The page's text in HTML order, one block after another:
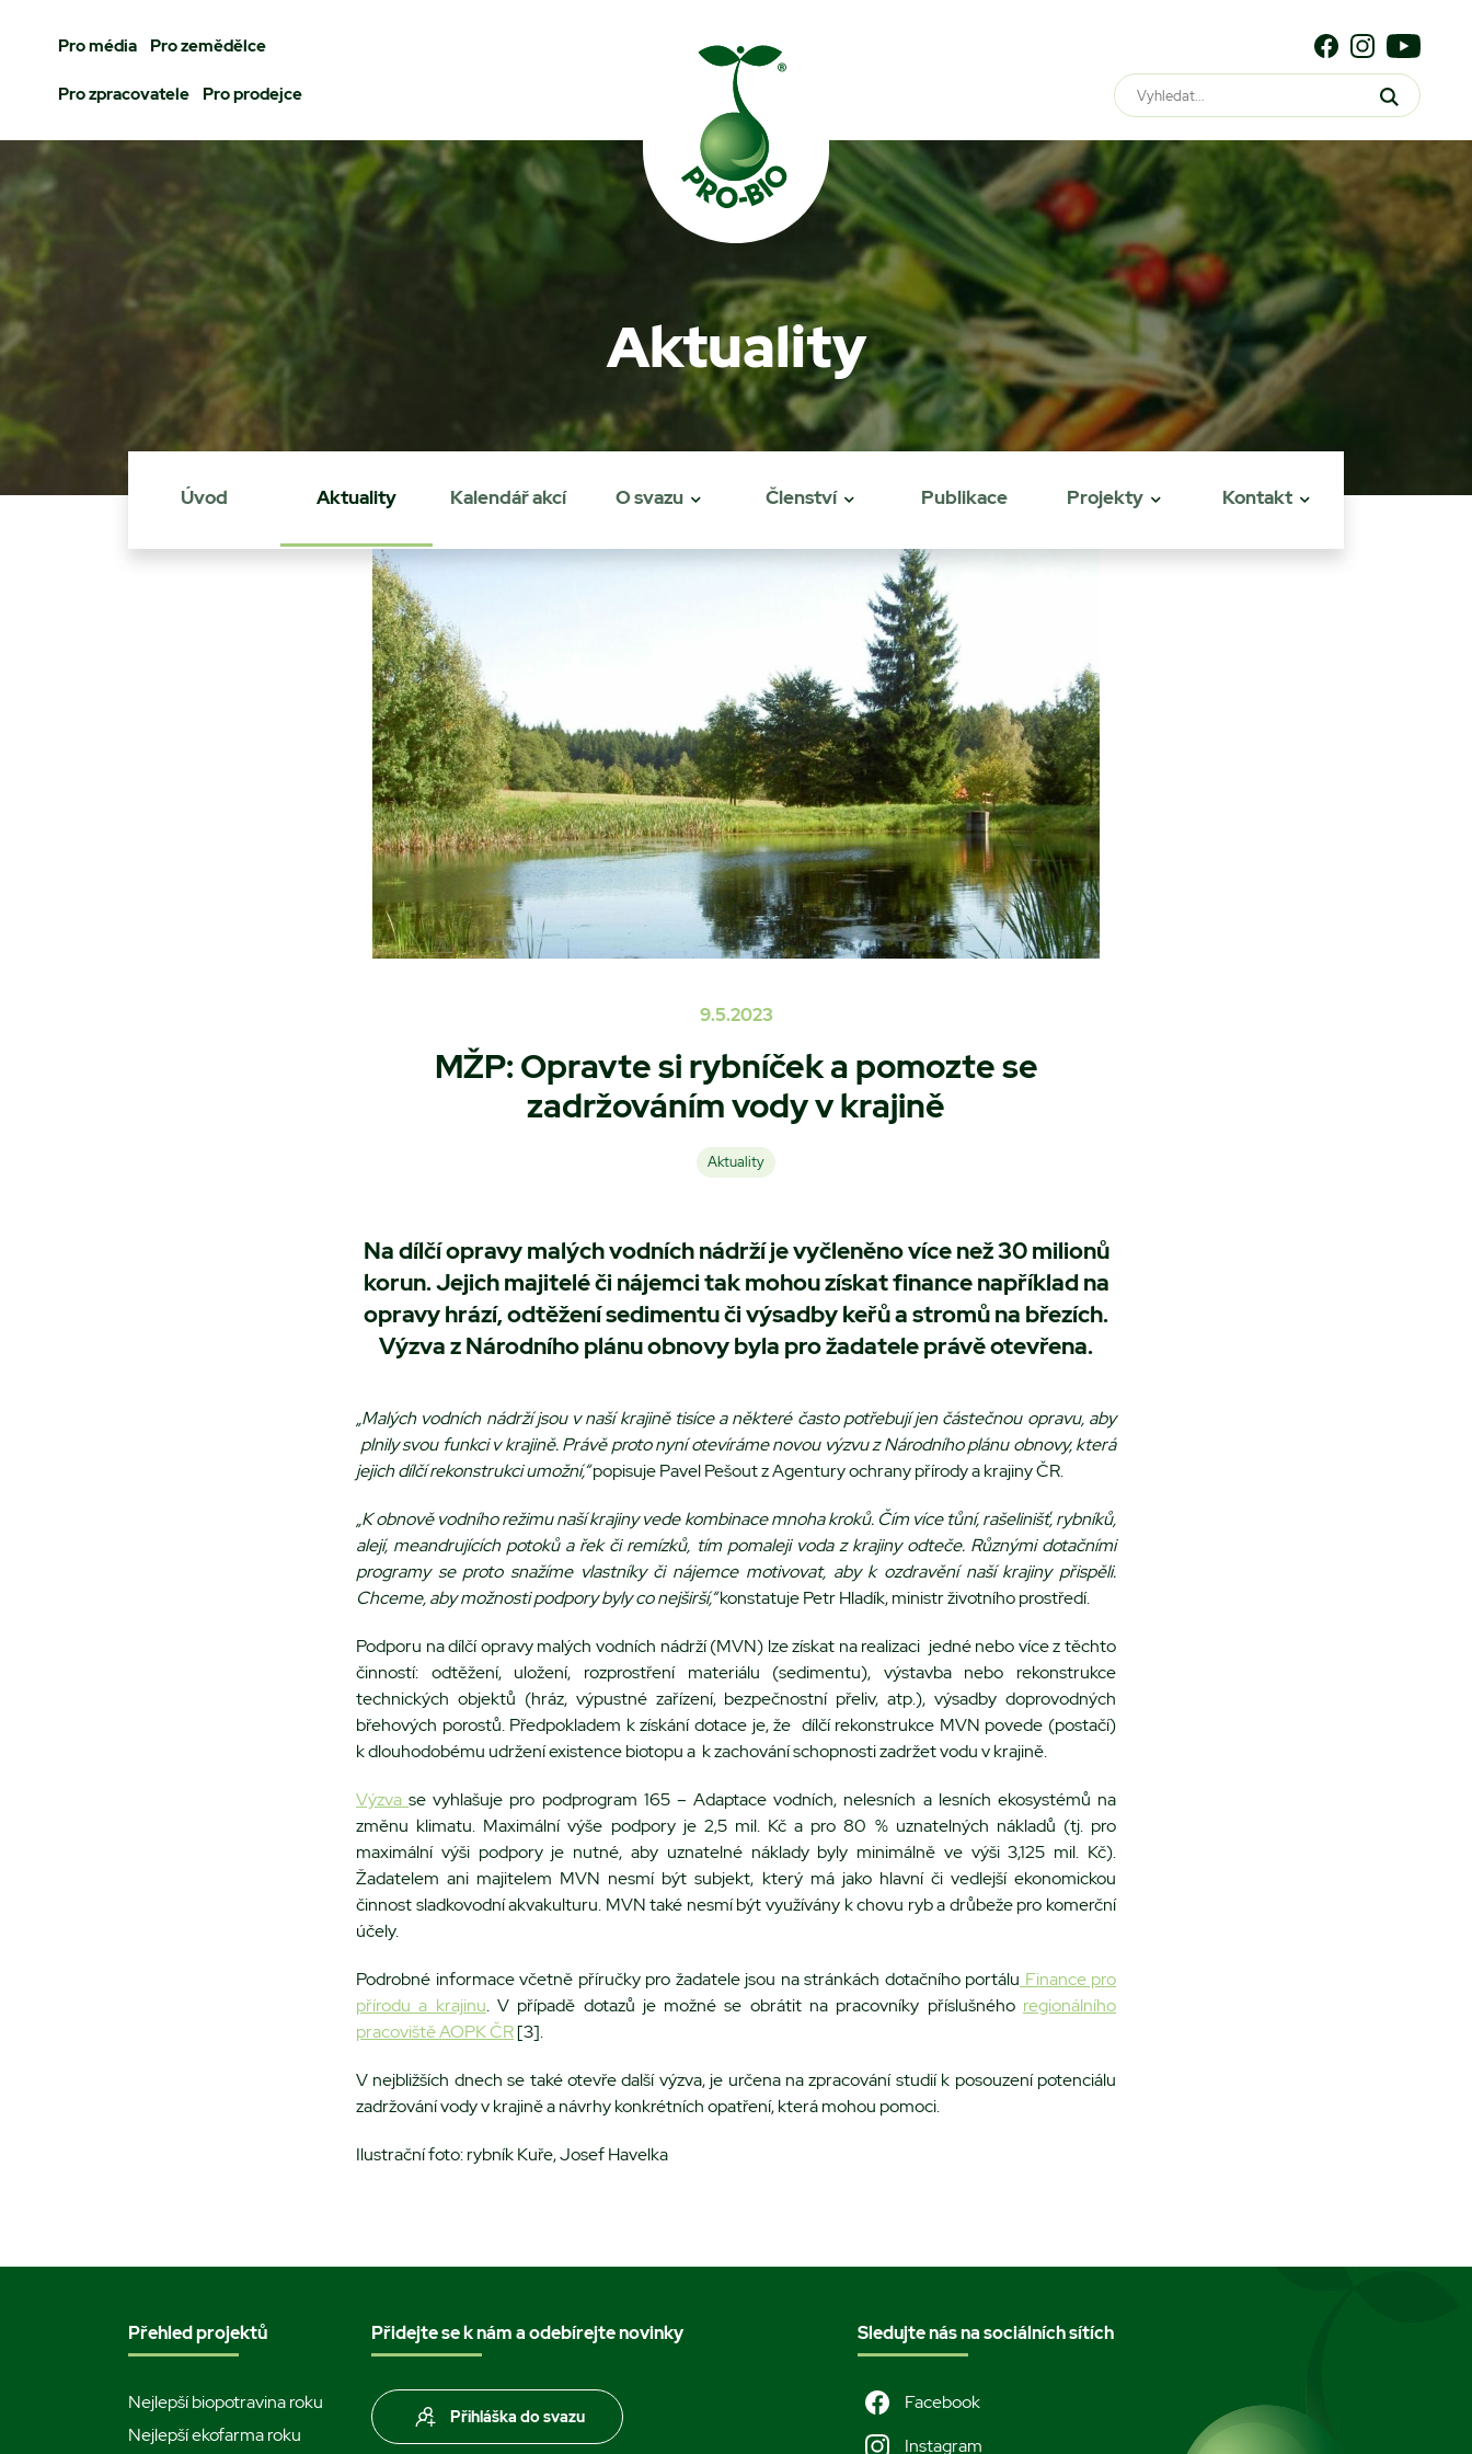
Prohledat PRO-BIO
Pro média Pro zemědělce
Pro zpracovatele Pro prodejce
Aktuality
Úvod Aktuality Kalendář akcí O svazu Členství Publikace Projekty Kontakt
9.5.2023
MŽP: Opravte si rybníček a pomozte se
zadržováním vody v krajině
Aktuality
Na dílčí opravy malých vodních nádrží je vyčleněno více než 30 milionů
korun. Jejich majitelé či nájemci tak mohou získat finance například na
opravy hrází, odtěžení sedimentu či výsadby keřů a stromů na březích.
Výzva z Národního plánu obnovy byla pro žadatele právě otevřena.
„Malých vodních nádrží jsou v naší krajině tisíce a některé často potřebují jen částečnou opravu, aby
plnily svou funkci v krajině. Právě proto nyní otevíráme novou výzvu z Národního plánu obnovy, která
jejich dílčí rekonstrukci umožní,“popisuje Pavel Pešout z Agentury ochrany přírody a krajiny ČR.
„K obnově vodního režimu naší krajiny vede kombinace mnoha kroků. Čím více tůní, rašelinišť, rybníků,
alejí, meandrujících potoků a řek či remízků, tím pomaleji voda z krajiny odteče. Různými dotačními
programy se proto snažíme vlastníky či nájemce motivovat, aby k ozdravění naší krajiny přispěli.
Chceme, aby možnosti podpory byly co nejširší,“konstatuje Petr Hladík, ministr životního prostředí.
Podporu na dílčí opravy malých vodních nádrží (MVN) lze získat na realizaci jedné nebo více z těchto
činností: odtěžení, uložení, rozprostření materiálu (sedimentu), výstavba nebo rekonstrukce
technických objektů (hráz, výpustné zařízení, bezpečnostní přeliv, atp.), výsadby doprovodných
břehových porostů. Předpokladem k získání dotace je, že dílčí rekonstrukce MVN povede (postačí)
k dlouhodobému udržení existence biotopu a k zachování schopnosti zadržet vodu v krajině.
Výzvase vyhlašuje pro podprogram 165 – Adaptace vodních, nelesních a lesních ekosystémů na
změnu klimatu. Maximální výše podpory je 2,5 mil. Kč a pro 80 % uznatelných nákladů (tj. pro
maximální výši podpory je nutné, aby uznatelné náklady byly minimálně ve výši 3,125 mil. Kč).
Žadatelem ani majitelem MVN nesmí být subjekt, který má jako hlavní či vedlejší ekonomickou
činnost sladkovodní akvakulturu. MVN také nesmí být využívány k chovu ryb a drůbeže pro komerční
účely.
Podrobné informace včetně příručky pro žadatele jsou na stránkách dotačního portálu Finance pro
přírodu a krajinu. V případě dotazů je možné se obrátit na pracovníky příslušného regionálního
pracoviště AOPK ČR[3].
V nejbližších dnech se také otevře další výzva, je určena na zpracování studií k posouzení potenciálu
zadržování vody v krajině a návrhy konkrétních opatření, která mohou pomoci.
Ilustrační foto: rybník Kuře, Josef Havelka
Přehled projektů
Nejlepší biopotravina roku
Nejlepší ekofarma roku
Přidejte se k nám a odebírejte novinky
Přihláška do svazu
Sledujte nás na sociálních sítích
Facebook
Instagram